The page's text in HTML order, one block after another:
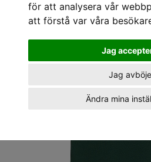
för att analysera vår
att förstå var våra
Jag
Jag
Ändra mina